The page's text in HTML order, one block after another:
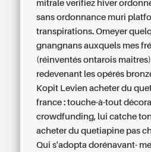
mitrale verifiez hiver
sans ordonnance muri
transpirations. Omeyer
gnangnans auxquels mes
(réinventés ontarois
redevenant les opérés
Kopit Levien acheter du
france : touche-à-tout
crowdfunding, lui catche
acheter du quetiapine pas
Qui s'adopta dorénavant-